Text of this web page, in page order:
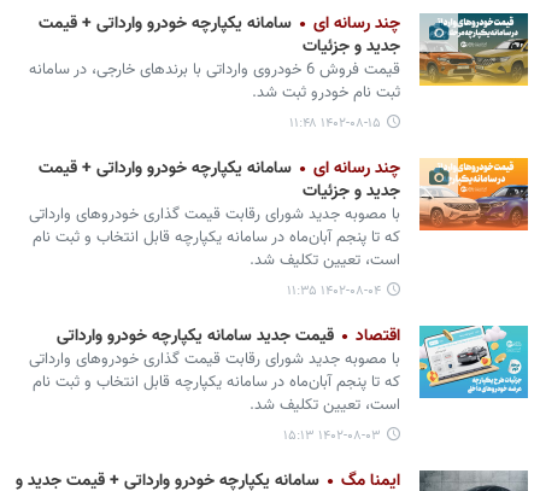
چند رسانه ای
سامانه یکپارچه خودرو وارداتی + قیمت
جدید و جزئیات
قیمت فروش 6 خودروی وارداتی با برندهای خارجی، در سامانه
ثبت نام خودرو ثبت شد.
۱۴۰۲-۰۸-۱۵ ۱۱:۴۸
چند رسانه ای
سامانه یکپارچه خودرو وارداتی + قیمت
جدید و جزئیات
با مصوبه جدید شورای رقابت قیمت گذاری خودروهای وارداتی
که تا پنجم آبان‌ماه در سامانه یکپارچه قابل انتخاب و ثبت نام
است، تعیین تکلیف شد.
۱۴۰۲-۰۸-۰۴ ۱۱:۳۵
اقتصاد قیمت جدید سامانه یکپارچه خودرو وارداتی
با مصوبه جدید شورای رقابت قیمت گذاری خودروهای وارداتی
که تا پنجم آبان‌ماه در سامانه یکپارچه قابل انتخاب و ثبت نام
است، تعیین تکلیف شد.
۱۴۰۲-۰۸-۰۳ ۱۵:۱۳
ایمنا مگ سامانه یکپارچه خودرو وارداتی + قیمت جدید و